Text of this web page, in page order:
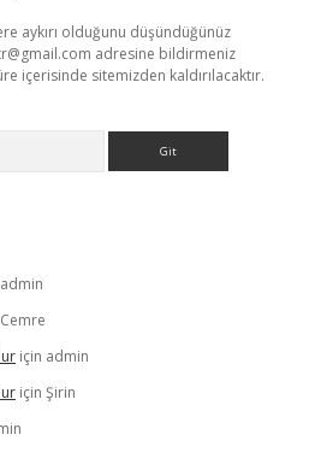
aykırı olduğunu düşündüğünüz
adresine bildirmeniz
içerisinde sitemizden kaldırılacaktır.
admin
Cemre
için admin
için Şirin